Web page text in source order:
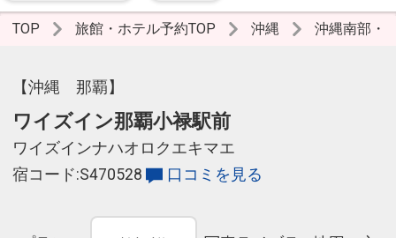
TOP 旅館・ホテル予約TOP 沖縄 沖縄南部・
【沖縄 那覇】
ワイズイン那覇小禄駅前
ワイズインナハオロクエキマエ
宿コード:S470528
口コミを見る